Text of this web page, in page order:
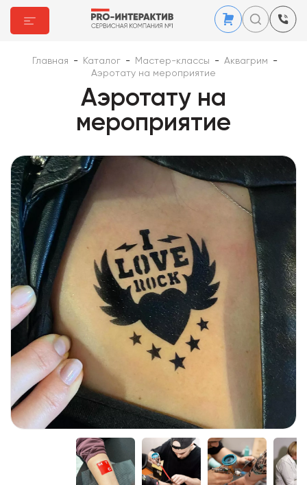
Главная - Каталог - Мастер-классы - Аквагрим
-
Аэротату на мероприятие
Аэротату на
мероприятие